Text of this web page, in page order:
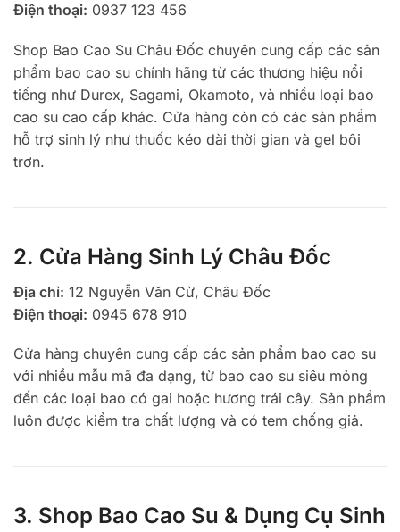
Điện thoại: 0937 123 456
Shop Bao Cao Su Châu Đốc chuyên cung cấp các sản
phẩm bao cao su chính hãng từ các thương hiệu nổi
tiếng như Durex, Sagami, Okamoto, và nhiều loại bao
cao su cao cấp khác. Cửa hàng còn có các sản phẩm
hỗ trợ sinh lý như thuốc kéo dài thời gian và gel bôi
trơn.
2. Cửa Hàng Sinh Lý Châu Đốc
Địa chỉ: 12 Nguyễn Văn Cừ, Châu Đốc
Điện thoại: 0945 678 910
Cửa hàng chuyên cung cấp các sản phẩm bao cao su
với nhiều mẫu mã đa dạng, từ bao cao su siêu mỏng
đến các loại bao có gai hoặc hương trái cây. Sản phẩm
luôn được kiểm tra chất lượng và có tem chống giả.
3. Shop Bao Cao Su & Dụng Cụ Sinh